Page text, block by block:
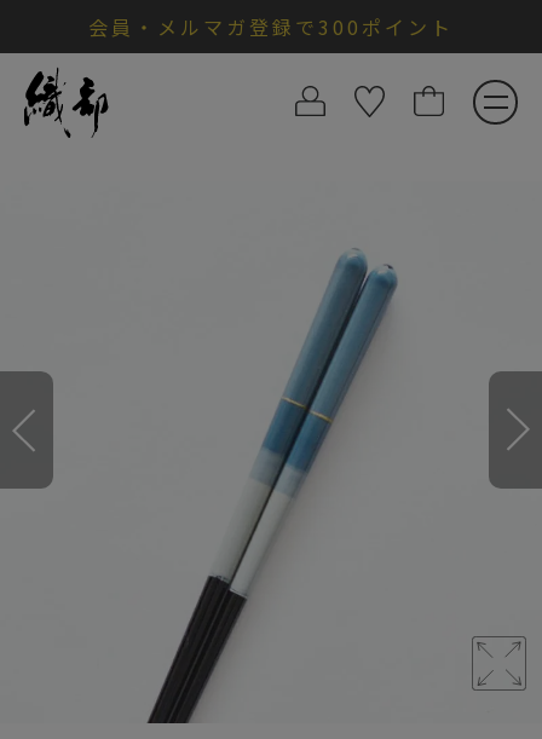
会員・メルマガ登録で300ポイント